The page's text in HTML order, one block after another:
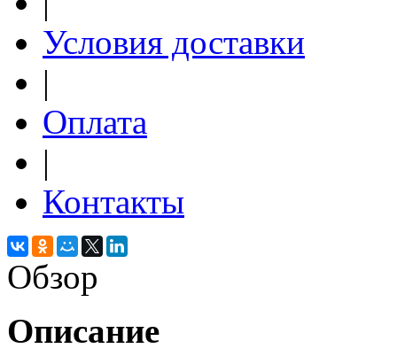
Условия доставки
|
Оплата
|
Контакты
Обзор
Описание